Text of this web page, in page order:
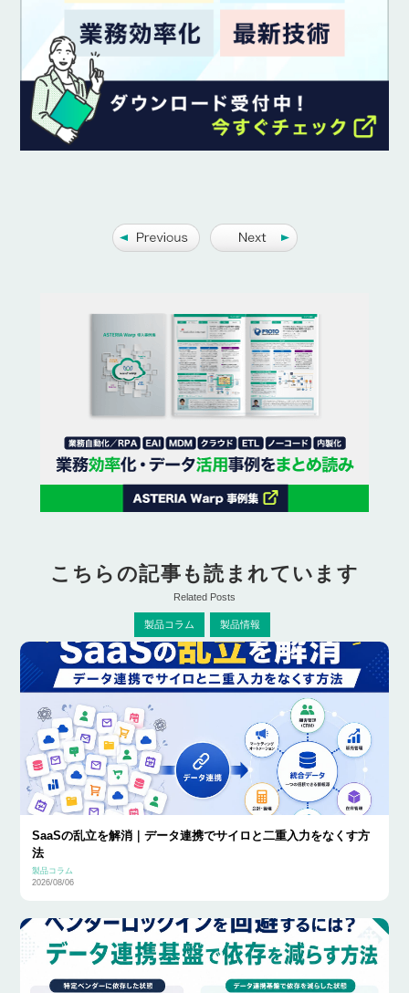
こちらの記事も読まれています
Related Posts
製品コラム 製品情報
SaaSの乱立を解消｜データ連携でサイロと二重入力をなくす方
法
製品コラム
2026/08/06